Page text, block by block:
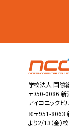
学校法人 国際
〒950-0086
アイコニックビ
※〒951-8063
より2/13（金）